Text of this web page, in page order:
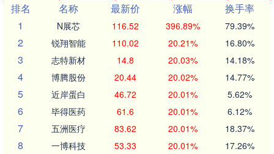
排名
名称 最新价 涨幅
换手率
1
N展芯 116.52 396.89% 79.39%
2 锐翔智能 110.02 20.21% 16.80%
3 志特新材 14.8 20.03% 14.18%
4 博腾股份 20.44 20.02% 14.77%
5 近岸蛋白 46.72 20.01% 5.62%
6 毕得医药 61.6 20.01% 6.12%
7 五洲医疗 83.62 20.01% 18.37%
8 一博科技 53.33 20.01% 17.26%